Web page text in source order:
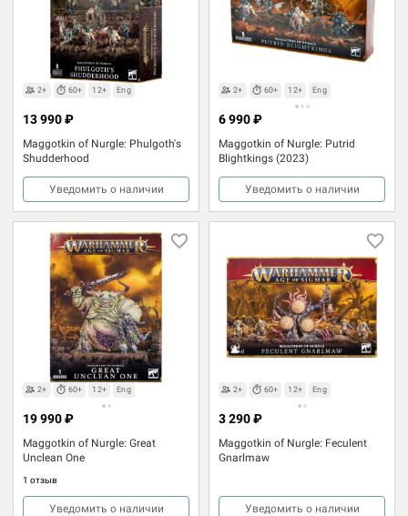
2+ 60+ 12+ Eng
Maggotkin of Nurgle: Phulgoth's
Shudderhood
13 990 ₽
Уведомить о наличии
2+ 60+ 12+ Eng
Maggotkin of Nurgle: Putrid
Blightkings (2023)
6 990 ₽
Уведомить о наличии
2+ 60+ 12+ Eng
Maggotkin of Nurgle: Great
Unclean One
1 отзыв
19 990 ₽
Уведомить о наличии
2+ 60+ 12+ Eng
Maggotkin of Nurgle: Feculent
Gnarlmaw
3 290 ₽
Уведомить о наличии